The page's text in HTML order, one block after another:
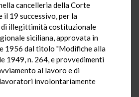
cancelleria della Corte
19 successivo, per la
di illegittimità costituzionale
siciliana, approvata in
1956 dal titolo "Modifiche alla
1949, n. 264, e provvedimenti
al lavoro e di
involontariamente